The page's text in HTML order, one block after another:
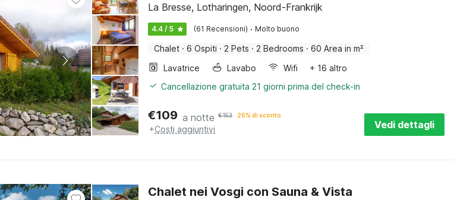
La Bresse, Lotharingen, Noord-Frankrijk
4.4 / 5 (61 Recensioni) · Molto buono
Chalet · 6 Ospiti · 2 Pets · 2 Bedrooms · 60 Area in m²
Lavatrice
Lavabo Wifi
+ 16 altro
Cancellazione gratuita 21 giorni prima del check-in
€109 a notte €153 26% di sconto
+Costi aggiuntivi Vedi dettagli
Chalet nei Vosgi con Sauna & Vista